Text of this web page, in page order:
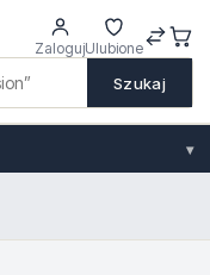
Szukaj
ZalogujUlubione
▾